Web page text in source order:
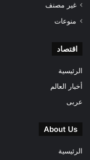
غير مصنف
منوعات
اقتصاد
الرئيسية
أخبار العالم
عربى
About Us
الرئيسية